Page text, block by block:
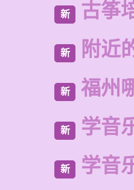
新 古筝
新 附近
新 福州
新 学音
新 学音